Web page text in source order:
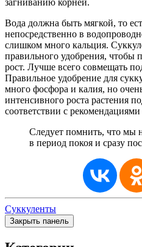
Вода должна быть мягкой, то
непосредственно в
слишком много кальция.
правильного удобрения, чтобы
рост. Лучше всего совмещать
Правильное удобрение для
много фосфора и калия, но
интенсивного роста растения
соответствии с
Следует помнить, что мы
в период покоя и сразу
Суккуленты
Закрыть панель